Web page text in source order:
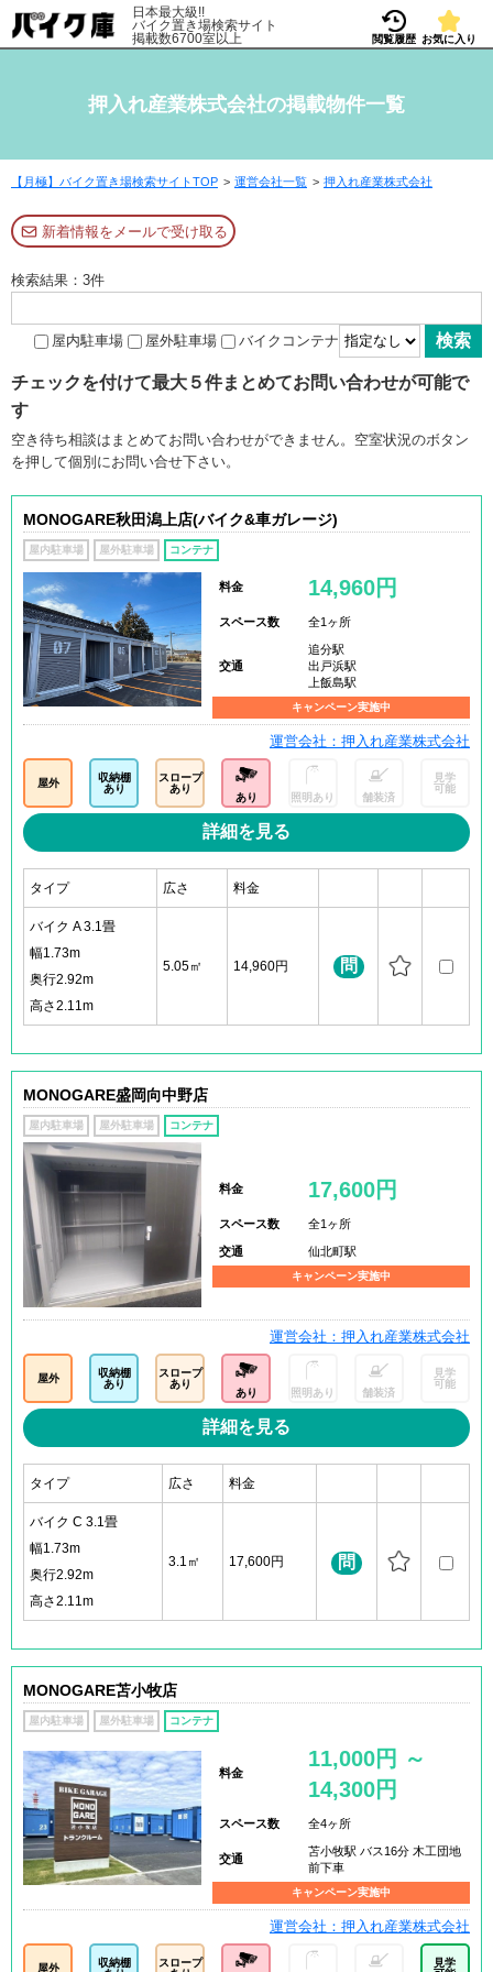
日本最大級!!
バイク置き場検索サイト
掲載数6700室以上
閲覧履歴 お気に入り
押入れ産業株式会社の掲載物件一覧
【月極】バイク置き場検索サイトTOP 運営会社一覧 押入れ産業株式会社
新着情報をメールで受け取る
検索結果：3件
屋内駐車場 屋外駐車場 バイクコンテナ
チェックを付けて最大５件まとめてお問い合わせが可能で
す
空き待ち相談はまとめてお問い合わせができません。空室状況のボタン
を押して個別にお問い合せ下さい。
MONOGARE秋田潟上店(バイク&車ガレージ)
屋内駐車場 屋外駐車場 コンテナ
料金 14,960円
スペース数 全1ヶ所
交通
追分駅
出戸浜駅
上飯島駅
キャンペーン実施中
運営会社：押入れ産業株式会社
屋外
収納棚
あり
スロープ
あり
あり 照明あり 舗装済
見学
可能
詳細を見る
タイプ 広さ 料金
バイク A 3.1畳
幅1.73m
奥行2.92m
高さ2.11m
5.05㎡ 14,960円 問
MONOGARE盛岡向中野店
屋内駐車場 屋外駐車場 コンテナ
料金 17,600円
スペース数 全1ヶ所
交通 仙北町駅
キャンペーン実施中
運営会社：押入れ産業株式会社
屋外
収納棚
あり
スロープ
あり
あり 照明あり 舗装済
見学
可能
詳細を見る
タイプ 広さ 料金
バイク C 3.1畳
幅1.73m
奥行2.92m
高さ2.11m
3.1㎡ 17,600円 問
MONOGARE苫小牧店
屋内駐車場 屋外駐車場 コンテナ
料金
11,000円 ～
14,300円
スペース数 全4ヶ所
交通
苫小牧駅 バス16分 木工団地
前下車
キャンペーン実施中
運営会社：押入れ産業株式会社
屋外
収納棚
スロープ
見学